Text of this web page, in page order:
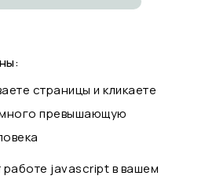
страницы и кликаете
превышающую
javascript в вашем